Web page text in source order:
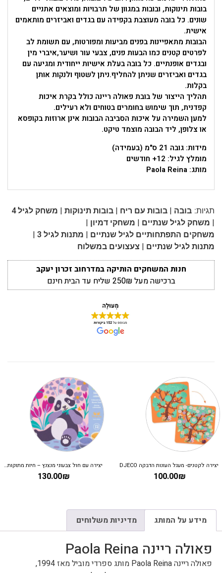
בובות תינוקות, ובובות במגוון של תרבויות ומוצאים אתניים
שונים. כל בובה מעוצבת בקפידה עם בגדים ואביזרים מותאמים
אישית.
הבובות מתאפיינות בפנים מביעות ומפורטות, עם תשומת לב
לפרטים קטנים כמו הבעות פנים, צבעי עור ושיער,איברי מין
ובגדים אופנתיים. כל בובה בעלת אישיות ייחודית ומגיעה עם
בגדים ואביזרים שניתן להחליף.ניתן לשטוף ולנקות אותן
בקלות.
תהליך הייצור של בובת פאולה ריינה כולל בקרת איכות
קפדנית, תוך שימוש בחומרים בטוחים ולא רעילים.
למען השמירה על איכות הסביבה הבובות אינן ארוזות בקופסא
או צלופן, ליד הבובה מוצמד טיקט.
מידות: גובה 21 ס"מ (בעמידה)
מומלץ לגיל: 12+ חודשים
מותג: Paola Reina
תגיות: בובה | בובות עם ריח | בובות תינוקות | משחק לגיל 4
| משחק לגיל שנתיים | משחקי דמיון |
משחקים התפתחותיים לגיל שנתיים | מתנות לגיל 3 |
מתנות לגיל שנתיים | צעצועים במשלוח
חנות המשחקים הותיקה במדרחוב זכרון יעקב
ברכישה מעל 250₪ שליח עד הבית חינם
יצירה לקטנים- מעגל העונות הדבקה DJECO
100.00₪
יצירה עם חול צבעוני מנצנץ – חיות מתוקות DJECO
130.00₪
מידע על המותג מדיניות משלוחים
פאולה ריינה Paola Reina
פאולה ריינה Paola Reina מותג ספרדי מוביל מאז 1994,